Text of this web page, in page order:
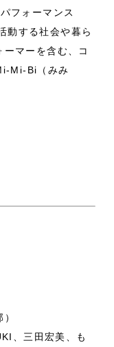
フォーマンス
動する社会や暮ら
マーを含む、コ
Mi-Bi（みみ
、三田宏美、も